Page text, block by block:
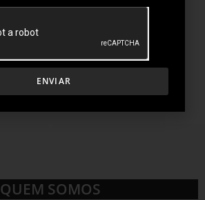
QUEM SOMOS
ENVIAR